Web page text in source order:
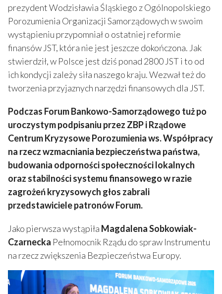
prezydent Wodzisławia Śląskiego z Ogólnopolskiego
Porozumienia Organizacji Samorządowych w swoim
wystąpieniu przypomniał o ostatniej reformie
finansów JST, która nie jest jeszcze dokończona. Jak
stwierdził, w Polsce jest dziś ponad 2800 JST i to od
ich kondycji zależy siła naszego kraju. Wezwał też do
tworzenia przyjaznych narzędzi finansowych dla JST.
Podczas Forum Bankowo-Samorządowego tuż po
uroczystym podpisaniu przez ZBP i Rządowe
Centrum Kryzysowe Porozumienia ws. Współpracy
na rzecz wzmacniania bezpieczeństwa państwa,
budowania odporności społeczności lokalnych
oraz stabilności systemu finansowego w razie
zagrożeń kryzysowych głos zabrali
przedstawiciele patronów Forum.
Jako pierwsza wystąpiła Magdalena Sobkowiak-
Czarnecka Pełnomocnik Rządu do spraw Instrumentu
na rzecz zwiększenia Bezpieczeństwa Europy.